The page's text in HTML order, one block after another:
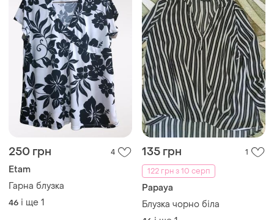
250 грн 4
Etam
Гарна блузка
135 грн
1
122 грн з 10 серп
Papaya
Блузка чорно біла
46 і ще 1